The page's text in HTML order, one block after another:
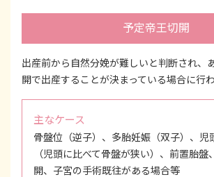
予定帝王切開
出産前から自然分娩が難しいと判断され、
開で出産することが決まっている場合に行わ
主なケース
骨盤位（逆子）、多胎妊娠（双子）、児
（児頭に比べて骨盤が狭い）、前置胎盤
開、子宮の手術既往がある場合等